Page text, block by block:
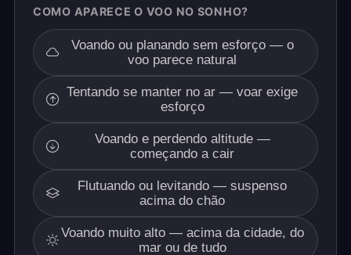
COMO APARECE O VOO NO SONHO?
Voando ou planando sem esforço — o
voo parece natural
Tentando se manter no ar — voar exige
esforço
Voando e perdendo altitude —
começando a cair
Flutuando ou levitando — suspenso
acima do chão
Voando muito alto — acima da cidade, do
mar ou de tudo